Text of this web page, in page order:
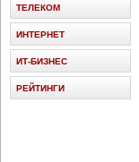
ТЕЛЕКОМ
ИНТЕРНЕТ
ИТ-БИЗНЕС
РЕЙТИНГИ